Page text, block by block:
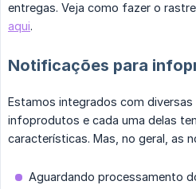
entregas. Veja como fazer o
aqui.
Notificações para
Estamos integrados com
infoprodutos e cada uma delas
características. Mas, no geral, as
Aguardando processamento